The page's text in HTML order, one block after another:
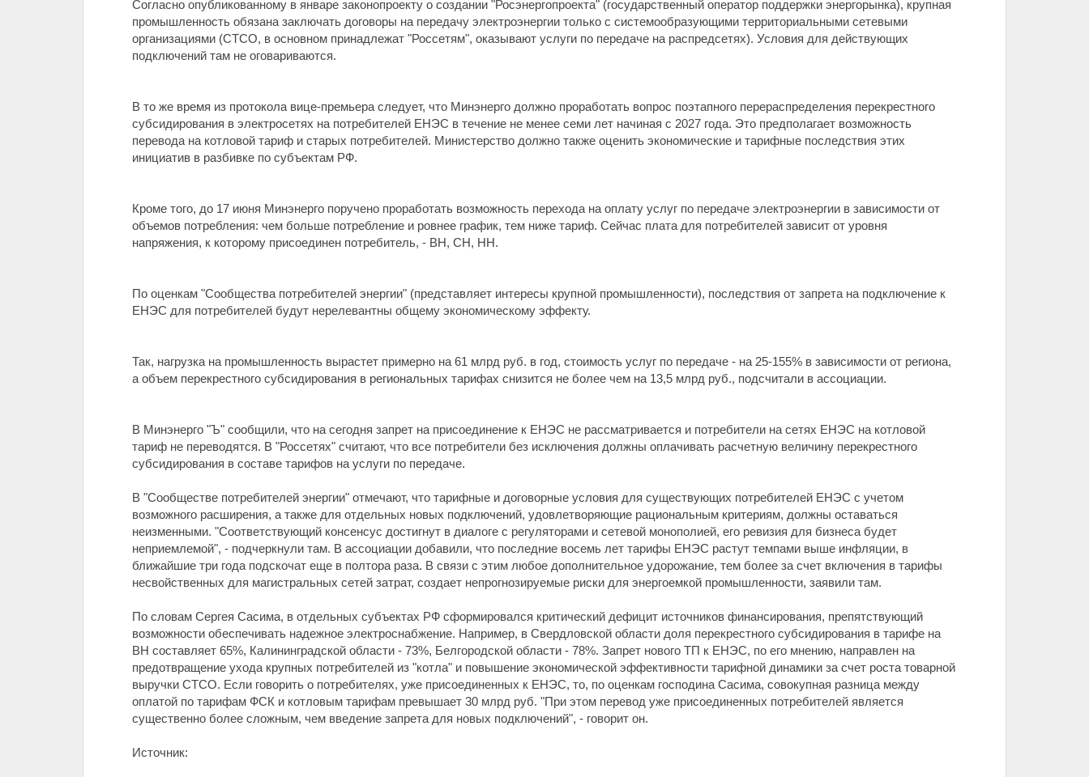
Согласно опубликованному в январе законопроекту о создании "Росэнергопроекта" (государственный оператор поддержки энергорынка), крупная
промышленность обязана заключать договоры на передачу электроэнергии только с системообразующими территориальными сетевыми
организациями (СТСО, в основном принадлежат "Россетям", оказывают услуги по передаче на распредсетях). Условия для действующих
подключений там не оговариваются.
В то же время из протокола вице-премьера следует, что Минэнерго должно проработать вопрос поэтапного перераспределения перекрестного
субсидирования в электросетях на потребителей ЕНЭС в течение не менее семи лет начиная с 2027 года. Это предполагает возможность
перевода на котловой тариф и старых потребителей. Министерство должно также оценить экономические и тарифные последствия этих
инициатив в разбивке по субъектам РФ.
Кроме того, до 17 июня Минэнерго поручено проработать возможность перехода на оплату услуг по передаче электроэнергии в зависимости от
объемов потребления: чем больше потребление и ровнее график, тем ниже тариф. Сейчас плата для потребителей зависит от уровня
напряжения, к которому присоединен потребитель, - ВН, СН, НН.
По оценкам "Сообщества потребителей энергии" (представляет интересы крупной промышленности), последствия от запрета на подключение к
ЕНЭС для потребителей будут нерелевантны общему экономическому эффекту.
Так, нагрузка на промышленность вырастет примерно на 61 млрд руб. в год, стоимость услуг по передаче - на 25-155% в зависимости от региона,
а объем перекрестного субсидирования в региональных тарифах снизится не более чем на 13,5 млрд руб., подсчитали в ассоциации.
В Минэнерго "Ъ" сообщили, что на сегодня запрет на присоединение к ЕНЭС не рассматривается и потребители на сетях ЕНЭС на котловой
тариф не переводятся. В "Россетях" считают, что все потребители без исключения должны оплачивать расчетную величину перекрестного
субсидирования в составе тарифов на услуги по передаче.
В "Сообществе потребителей энергии" отмечают, что тарифные и договорные условия для существующих потребителей ЕНЭС с учетом
возможного расширения, а также для отдельных новых подключений, удовлетворяющие рациональным критериям, должны оставаться
неизменными. "Соответствующий консенсус достигнут в диалоге с регуляторами и сетевой монополией, его ревизия для бизнеса будет
неприемлемой", - подчеркнули там. В ассоциации добавили, что последние восемь лет тарифы ЕНЭС растут темпами выше инфляции, в
ближайшие три года подскочат еще в полтора раза. В связи с этим любое дополнительное удорожание, тем более за счет включения в тарифы
несвойственных для магистральных сетей затрат, создает непрогнозируемые риски для энергоемкой промышленности, заявили там.
По словам Сергея Сасима, в отдельных субъектах РФ сформировался критический дефицит источников финансирования, препятствующий
возможности обеспечивать надежное электроснабжение. Например, в Свердловской области доля перекрестного субсидирования в тарифе на
ВН составляет 65%, Калининградской области - 73%, Белгородской области - 78%. Запрет нового ТП к ЕНЭС, по его мнению, направлен на
предотвращение ухода крупных потребителей из "котла" и повышение экономической эффективности тарифной динамики за счет роста товарной
выручки СТСО. Если говорить о потребителях, уже присоединенных к ЕНЭС, то, по оценкам господина Сасима, совокупная разница между
оплатой по тарифам ФСК и котловым тарифам превышает 30 млрд руб. "При этом перевод уже присоединенных потребителей является
существенно более сложным, чем введение запрета для новых подключений", - говорит он.
Источник: